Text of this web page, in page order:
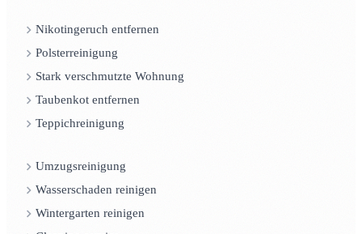
Nikotingeruch entfernen
Polsterreinigung
Stark verschmutzte Wohnung
Taubenkot entfernen
Teppichreinigung
Umzugsreinigung
Wasserschaden reinigen
Wintergarten reinigen